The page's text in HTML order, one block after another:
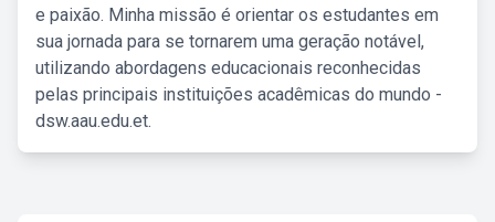
e paixão. Minha missão é orientar os estudantes em
sua jornada para se tornarem uma geração notável,
utilizando abordagens educacionais reconhecidas
pelas principais instituições acadêmicas do mundo -
dsw.aau.edu.et.